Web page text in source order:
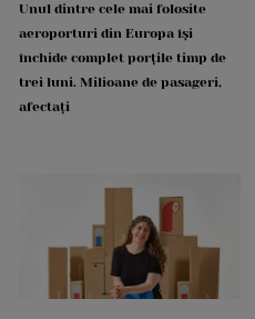
Unul dintre cele mai folosite
aeroporturi din Europa își
închide complet porțile timp de
trei luni. Milioane de pasageri,
afectați